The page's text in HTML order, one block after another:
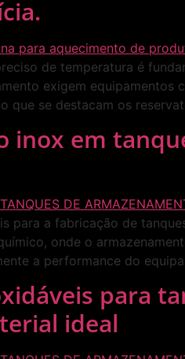
de temperatura é
exigem
que se destacam os
inox em
para a fabricação de
onde o
a performance do
para
ideal